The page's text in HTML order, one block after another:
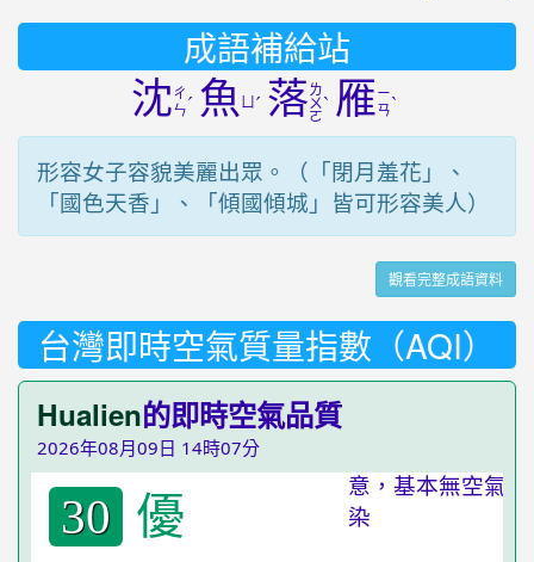
成語補給站
沈ㄔ
ㄣˊ 魚 ㄩ ˊ 落ㄌ
ㄨ
ㄛ
ˋ 雁ㄧ
ㄢˋ
形容女子容貌美麗出眾。（「閉月羞花」、
「國色天香」、「傾國傾城」皆可形容美人）
觀看完整成語資料
台灣即時空氣質量指數（AQI）
Hualien的即時空氣品質
2026年08月09日 14時07分
30 優